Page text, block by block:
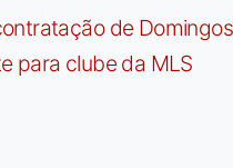
de
para clube da MLS